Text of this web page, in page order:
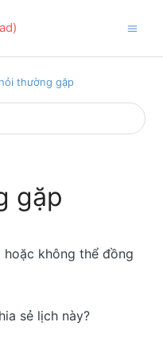
thường gặp
gặp
không thể đồng
sẻ lịch này?